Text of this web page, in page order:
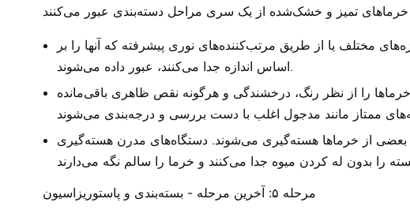
مختلف یا از طریق مرتب‌کننده‌های نوری پیشرفته که آنها را بر
اساس اندازه جدا می‌کنند، عبور داده می‌شوند.
را از نظر رنگ، درخشندگی و هرگونه نقص ظاهری باقی‌مانده
بعضی از خرماها هسته‌گیری می‌شوند. دستگاه‌های مدرن هسته‌گیری
مرحله ۵: آخرین مرحله - بسته‌بندی و پاستوریزاسیون